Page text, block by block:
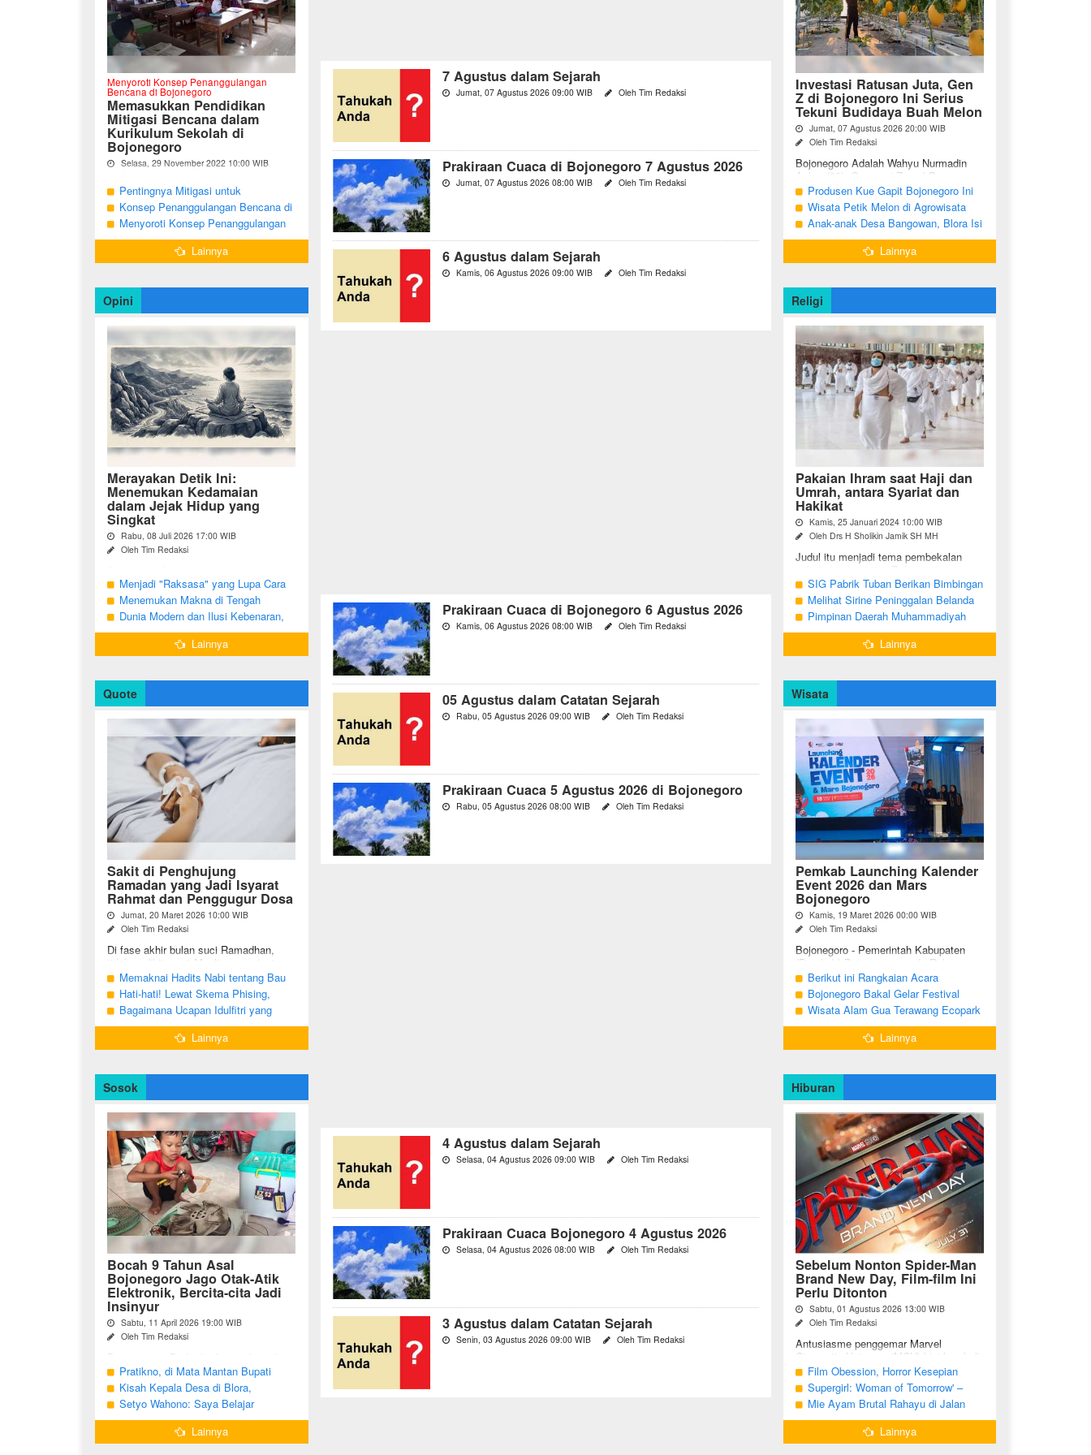
7 Agustus dalam Sejarah
Jumat, 07 Agustus 2026 09:00 WIB Oleh Tim Redaksi
Prakiraan Cuaca di Bojonegoro 7 Agustus 2026
Jumat, 07 Agustus 2026 08:00 WIB Oleh Tim Redaksi
6 Agustus dalam Sejarah
Kamis, 06 Agustus 2026 09:00 WIB Oleh Tim Redaksi
Prakiraan Cuaca di Bojonegoro 6 Agustus 2026
Kamis, 06 Agustus 2026 08:00 WIB Oleh Tim Redaksi
05 Agustus dalam Catatan Sejarah
Rabu, 05 Agustus 2026 09:00 WIB Oleh Tim Redaksi
Prakiraan Cuaca 5 Agustus 2026 di Bojonegoro
Rabu, 05 Agustus 2026 08:00 WIB Oleh Tim Redaksi
4 Agustus dalam Sejarah
Selasa, 04 Agustus 2026 09:00 WIB Oleh Tim Redaksi
Prakiraan Cuaca Bojonegoro 4 Agustus 2026
Selasa, 04 Agustus 2026 08:00 WIB Oleh Tim Redaksi
3 Agustus dalam Catatan Sejarah
Senin, 03 Agustus 2026 09:00 WIB Oleh Tim Redaksi
Menyoroti Konsep Penanggulangan
Bencana di Bojonegoro
Memasukkan Pendidikan
Mitigasi Bencana dalam
Kurikulum Sekolah di
Bojonegoro
Selasa, 29 November 2022 10:00 WIB
"Berdasarkan Undang-undang Nomor 24
Tahun 2007, tentang Penanggulangan
Bencana, Pemerintah dan Pemerintah
Daerah menjadi penanggung jawab
dalam penyelenggaraan
penanggulangan bencana. ...
Pentingnya Mitigasi untuk
Mengurangi Risiko Bencana di
Bojonegoro
Konsep Penanggulangan Bencana di
Bojonegoro Masih Mengutamakan
Tanggap Darurat
Menyoroti Konsep Penanggulangan
Bencana di Kabupaten Bojonegoro
Lainnya
Opini
Merayakan Detik Ini:
Menemukan Kedamaian
dalam Jejak Hidup yang
Singkat
Rabu, 08 Juli 2026 17:00 WIB
Oleh Tim Redaksi
pagi, menatap cermin, dan menyadari
bahwa garis-garis halus di wajah bukan
sekadar tanda penuaan, melainkan ...
Menjadi "Raksasa" yang Lupa Cara
Jadi Manusia
Menemukan Makna di Tengah
Langkah yang Belum Selesai
Dunia Modern dan Ilusi Kebenaran,
Antara Kesadaran dan terjebak Tipu
Lainnya
Quote
Sakit di Penghujung
Ramadan yang Jadi Isyarat
Rahmat dan Penggugur Dosa
Jumat, 20 Maret 2026 10:00 WIB
Oleh Tim Redaksi
Di fase akhir bulan suci Ramadhan,
tidak sedikit umat Muslim yang justru
diuji dengan kondisi kesehatan yang
menurun. Di tengah ...
Memaknai Hadits Nabi tentang Bau
Mulut Orang Berpuasa Secara Bijak
Agar Tidak Menggangu
Hati-hati! Lewat Skema Phising,
Akun Instagram Bisa Dibajak Kurang
dari 3 Menit
Bagaimana Ucapan Idulfitri yang
Benar Sesuai Sunah Rasulullah
Lainnya
Sosok
Bocah 9 Tahun Asal
Bojonegoro Jago Otak-Atik
Elektronik, Bercita-cita Jadi
Insinyur
Sabtu, 11 April 2026 19:00 WIB
Oleh Tim Redaksi
seusianya, seorang bocah dari Desa
Growok, Kecamatan Dander, Kabupaten
Bojonegoro ini justru memiliki minat
besar ...
Pratikno, di Mata Mantan Bupati
Bojonegoro, Kang Yoto
Kisah Kepala Desa di Blora,
Menjabat Tiga Periode Tapi Masih
Hidup Sederhana
Setyo Wahono: Saya Belajar
Pengabdian dari Orang Tua
Lainnya
Investasi Ratusan Juta, Gen
Z di Bojonegoro Ini Serius
Tekuni Budidaya Buah Melon
Jumat, 07 Agustus 2026 20:00 WIB
Oleh Tim Redaksi
Bojonegoro Adalah Wahyu Nurmadin
Azhar (23), Generasi Z asal Desa
Sumodikaran RT 004 RW 002,
Kecamatan Dander, Kabupaten
Bojonegoro, Jawa ...
Produsen Kue Gapit Bojonegoro Ini
Banjir Pesanan Hingga Puluhan Juta
di Bulan Ramadan
Wisata Petik Melon di Agrowisata
Girli Farm Blora, Tak Sampai 5 Hari
Sudah Ludes Terjual
Anak-anak Desa Bangowan, Blora Isi
Waktu Jelang Buka Puasa dengan
Latihan GamelanLainnya
Religi
Pakaian Ihram saat Haji dan
Umrah, antara Syariat dan
Hakikat
Kamis, 25 Januari 2024 10:00 WIB
Oleh Drs H Sholikin Jamik SH MH
Judul itu menjadi tema pembekalan
(24/01/2024) di Masjid Nabawi al
Munawaroh, Madinah, kepada jemaah
umrah dari ...
SIG Pabrik Tuban Berikan Bimbingan
Manasik Haji kepada CJH Kabupaten
Tuban
Melihat Sirine Peninggalan Belanda
Penanda Buka Puasa di Pendopo
Bupati Blora
Pimpinan Daerah Muhammadiyah
Bojonegoro Akan Gelar Salat
Iduladha 9 Juli 2022
Lainnya
Wisata
Pemkab Launching Kalender
Event 2026 dan Mars
Bojonegoro
Kamis, 19 Maret 2026 00:00 WIB
Oleh Tim Redaksi
Bojonegoro - Pemerintah Kabupaten
(Pemkab) Bojonegoro, pada Rabu
malam (18/03/2026), bertempat di Jalan
Mas Tumapel Bojoonegoro,
melaunching Kalender Event
Bojonegoro ...
Berikut ini Rangkaian Acara
Peringatan Hari Jadi Bojonegoro Ke-
348 Tahun 2025
Bojonegoro Bakal Gelar Festival
Geopark 2025
Wisata Alam Gua Terawang Ecopark
Blora Kini Semakin Menarik
Lainnya
Hiburan
Sebelum Nonton Spider-Man
Brand New Day, Film-film Ini
Perlu Ditonton
Sabtu, 01 Agustus 2026 13:00 WIB
Oleh Tim Redaksi
Antusiasme penggemar Marvel
Cinematic Universe (MCU) kini kembali
meningkat seiring tayangnya
petualangan terbaru Spider-Man Brand
New Day. Bagi penggemar garis ...
Film Obession, Horror Kesepian
Generasi Saat Ini
Supergirl: Woman of Tomorrow' –
Potensi yang Terperangkap dalam
Narasi Generik
Mie Ayam Brutal Rahayu di Jalan
Pemuda Bojonegoro, Kuliner dengan
Banyak Pilihan Menu
Lainnya